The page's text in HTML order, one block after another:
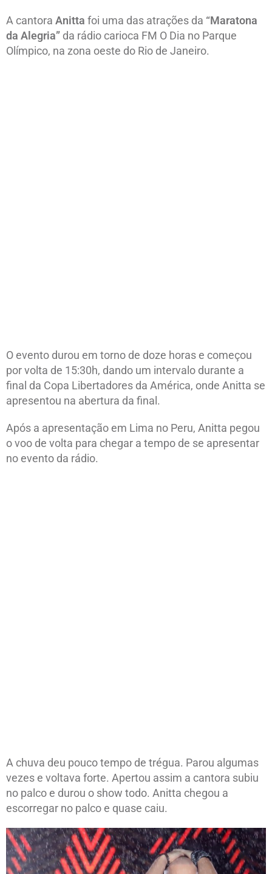
A cantora Anitta foi uma das atrações da “Maratona
da Alegria” da rádio carioca FM O Dia no Parque
Olímpico, na zona oeste do Rio de Janeiro.
O evento durou em torno de doze horas e começou
por volta de 15:30h, dando um intervalo durante a
final da Copa Libertadores da América, onde Anitta se
apresentou na abertura da final.
Após a apresentação em Lima no Peru, Anitta pegou
o voo de volta para chegar a tempo de se apresentar
no evento da rádio.
A chuva deu pouco tempo de trégua. Parou algumas
vezes e voltava forte. Apertou assim a cantora subiu
no palco e durou o show todo. Anitta chegou a
escorregar no palco e quase caiu.